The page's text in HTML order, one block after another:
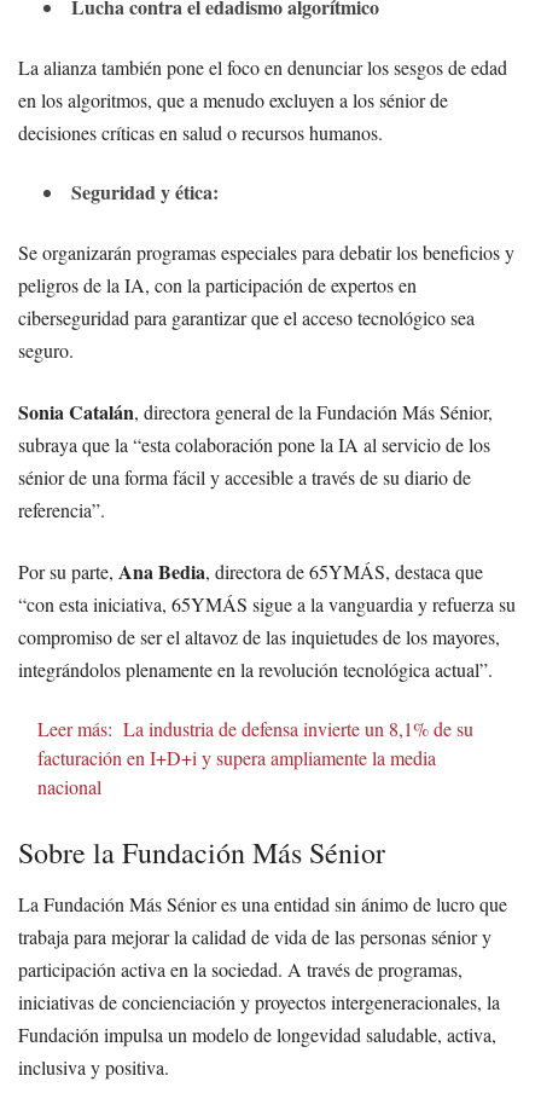
Lucha contra el edadismo algorítmico
La alianza también pone el foco en denunciar los sesgos de edad
en los algoritmos, que a menudo excluyen a los sénior de
decisiones críticas en salud o recursos humanos.
Seguridad y ética:
Se organizarán programas especiales para debatir los beneficios y
peligros de la IA, con la participación de expertos en
ciberseguridad para garantizar que el acceso tecnológico sea
seguro.
Sonia Catalán, directora general de la Fundación Más Sénior,
subraya que la “esta colaboración pone la IA al servicio de los
sénior de una forma fácil y accesible a través de su diario de
referencia”.
Por su parte, Ana Bedia, directora de 65YMÁS, destaca que
“con esta iniciativa, 65YMÁS sigue a la vanguardia y refuerza su
compromiso de ser el altavoz de las inquietudes de los mayores,
integrándolos plenamente en la revolución tecnológica actual”.
Leer más: La industria de defensa invierte un 8,1% de su
facturación en I+D+i y supera ampliamente la media
nacional
Sobre la Fundación Más Sénior
La Fundación Más Sénior es una entidad sin ánimo de lucro que
trabaja para mejorar la calidad de vida de las personas sénior y
participación activa en la sociedad. A través de programas,
iniciativas de concienciación y proyectos intergeneracionales, la
Fundación impulsa un modelo de longevidad saludable, activa,
inclusiva y positiva.